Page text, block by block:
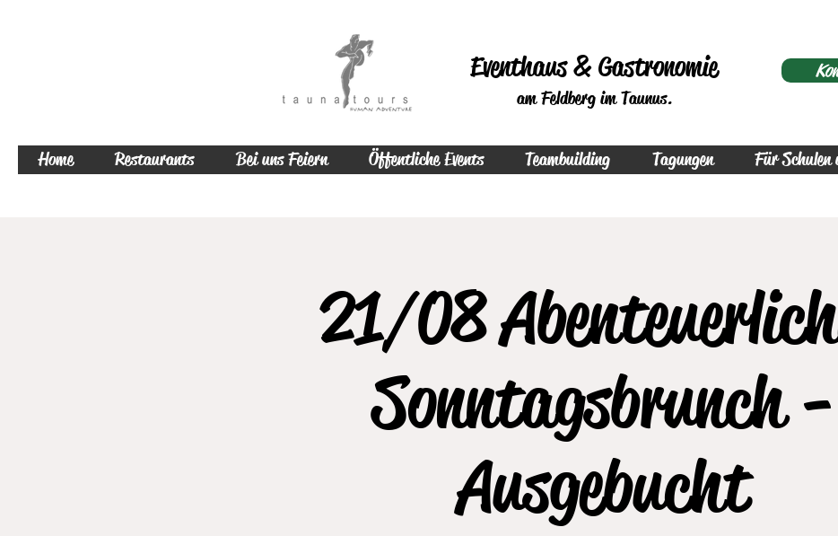
Eventhaus & Gastronomie
am Feldberg im Taunus.
Home Restaurants Bei uns Feiern Öffentliche Events Teambuilding Tagungen Für Schulen
21/08
Sonntagsbrunch -
Ausgebucht